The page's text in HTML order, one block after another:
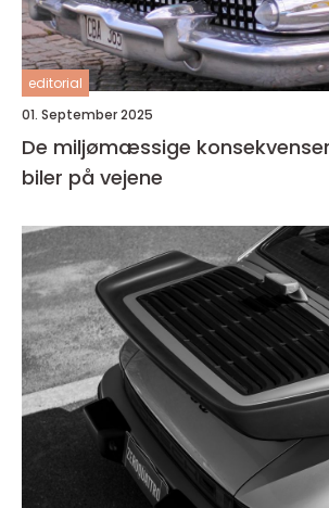
editorial
01. September 2025
De miljømæssige
biler på vejene